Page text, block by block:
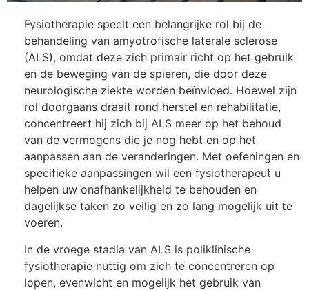
Fysiotherapie speelt een belangrijke rol bij de
behandeling van amyotrofische laterale sclerose
(ALS), omdat deze zich primair richt op het gebruik
en de beweging van de spieren, die door deze
neurologische ziekte worden beïnvloed. Hoewel zijn
rol doorgaans draait rond herstel en rehabilitatie,
concentreert hij zich bij ALS meer op het behoud
van de vermogens die je nog hebt en op het
aanpassen aan de veranderingen. Met oefeningen en
specifieke aanpassingen wil een fysiotherapeut u
helpen uw onafhankelijkheid te behouden en
dagelijkse taken zo veilig en zo lang mogelijk uit te
voeren.
In de vroege stadia van ALS is poliklinische
fysiotherapie nuttig om zich te concentreren op
lopen, evenwicht en mogelijk het gebruik van